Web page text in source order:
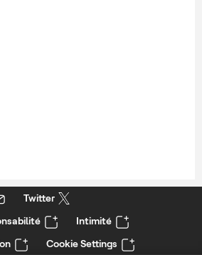
Twitter
Intimité
Cookie Settings